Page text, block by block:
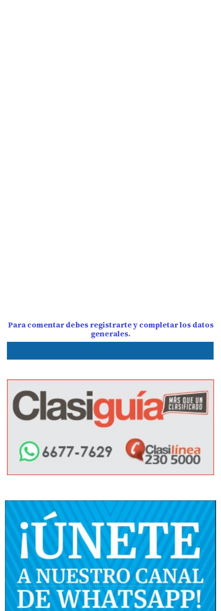
Para comentar debes registrarte y completar los datos
generales.